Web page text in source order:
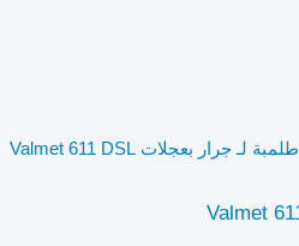
طلمبة لـ جرار بعجلات Valmet 611 DSL